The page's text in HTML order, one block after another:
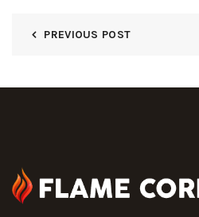
PREVIOUS POST